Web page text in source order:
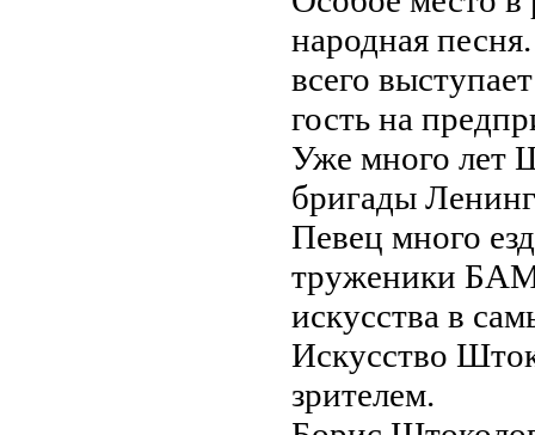
народная
всего
гость на
Уже много лет
бригады
Певец много
труженики
искусства в
Искусство
зрителем.